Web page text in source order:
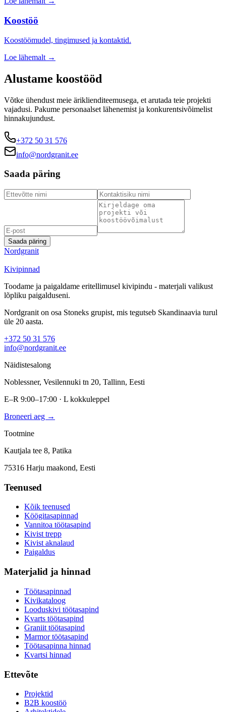
Koostöö
Koostöömudel, tingimused ja kontaktid.
Loe lähemalt →
Alustame koostööd
Võtke ühendust meie äriklienditeemusega, et arutada teie projekti
vajadusi. Pakume personaalset lähenemist ja konkurentsivõimelist
hinnakujundust.
+372 50 31 576
info@nordgranit.ee
Saada päring
Saada päring
Nordgranit
Kivipinnad
Toodame ja paigaldame eritellimusel kivipindu - materjali valikust
lõpliku paigalduseni.
Nordgranit on osa Stoneks grupist, mis tegutseb Skandinaavia turul
üle 20 aasta.
+372 50 31 576
info@nordgranit.ee
Näidistesalong
Noblessner, Vesilennuki tn 20, Tallinn, Eesti
E–R 9:00–17:00 · L kokkuleppel
Broneeri aeg →
Tootmine
Kautjala tee 8, Patika
75316 Harju maakond, Eesti
Teenused
Kõik teenused
Köögitasapinnad
Vannitoa töötasapind
Kivist trepp
Kivist aknalaud
Paigaldus
Materjalid ja hinnad
Töötasapinnad
Kivikataloog
Looduskivi töötasapind
Kvarts töötasapind
Graniit töötasapind
Marmor töötasapind
Töötasapinna hinnad
Kvartsi hinnad
Ettevõte
Projektid
B2B koostöö